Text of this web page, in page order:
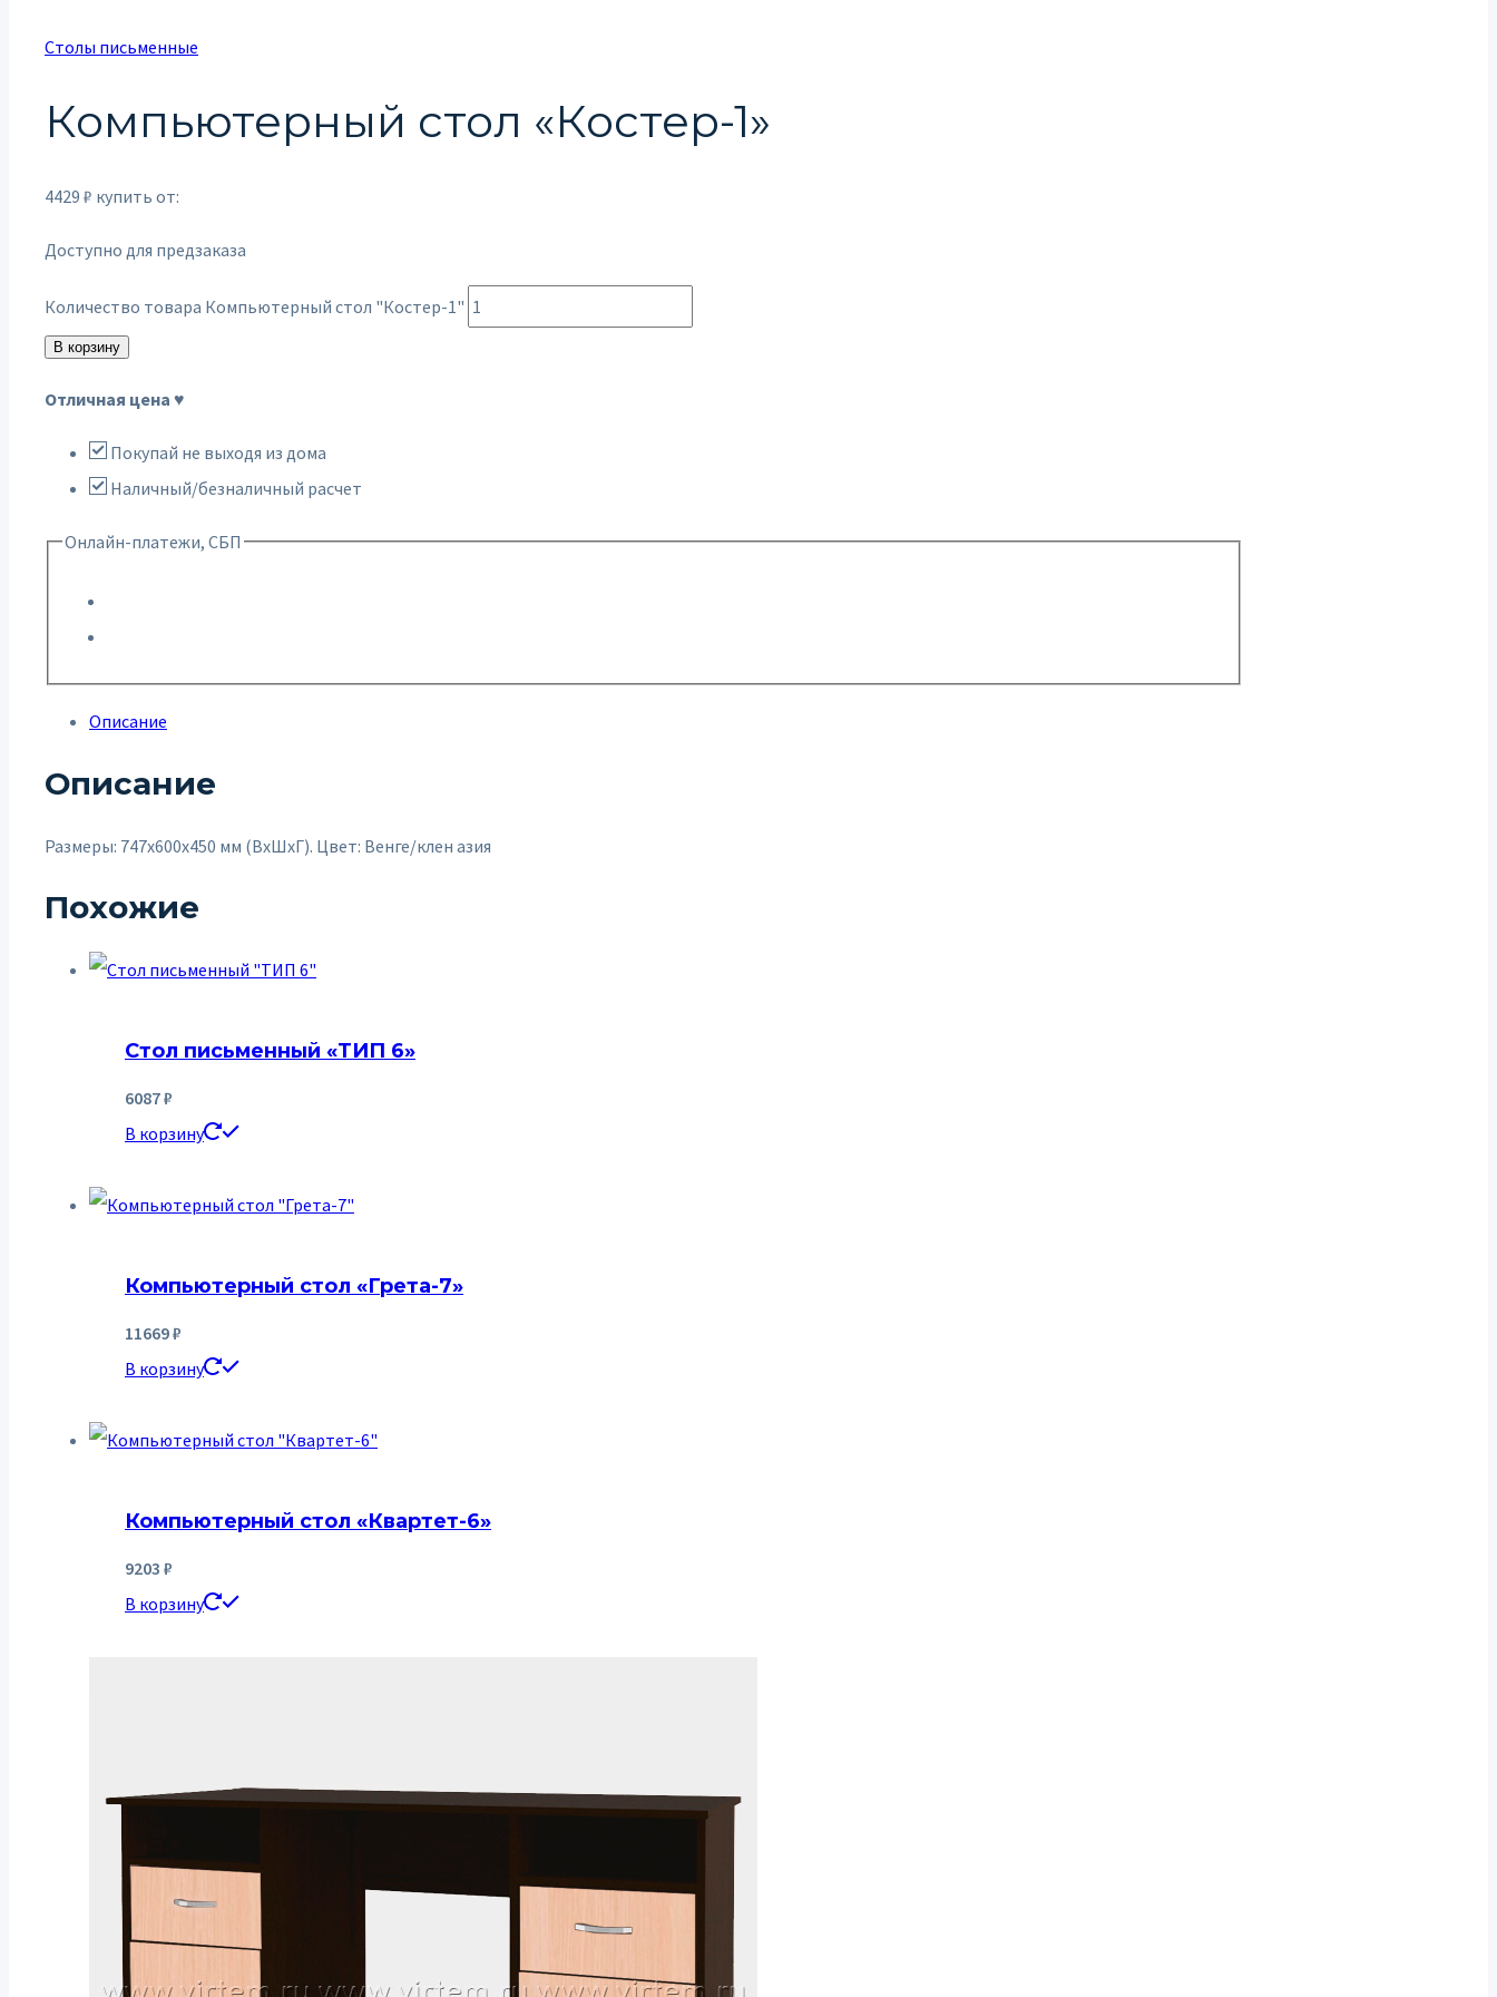
Столы письменные
Компьютерный стол «Костер-1»
4429 ₽ купить от:
Доступно для предзаказа
Количество товара Компьютерный стол "Костер-1"
В корзину
Отличная цена ♥
Покупай не выходя из дома
Наличный/безналичный расчет
Онлайн-платежи, СБП
Описание
Описание
Размеры: 747х600х450 мм (ВхШхГ). Цвет: Венге/клен азия
Похожие
Стол письменный «ТИП 6»
6087₽
В корзину
Компьютерный стол «Грета-7»
11669₽
В корзину
Компьютерный стол «Квартет-6»
9203 ₽
В корзину